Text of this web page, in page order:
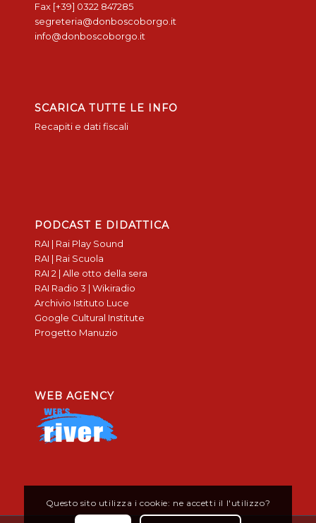
Fax [+39] 0322 847285
segreteria@donboscoborgo.it
info@donboscoborgo.it
SCARICA TUTTE LE INFO
Recapiti e dati fiscali
PODCAST E DIDATTICA
RAI | Rai Play Sound
RAI | Rai Scuola
RAI 2 | Alle otto della sera
RAI Radio 3 | Wikiradio
Archivio Istituto Luce
Google Cultural Institute
Progetto Manuzio
WEB AGENCY
Questo sito utilizza i cookie: ne accetti il l'utilizzo?